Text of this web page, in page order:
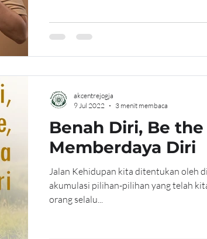
Benah Diri, Be
Memberdaya Diri
Jalan Kehidupan kita ditentukan oleh
akumulasi pilihan-pilihan yang telah
orang selalu...
akcentrejogja
9 Jul 2022
3 menit membaca